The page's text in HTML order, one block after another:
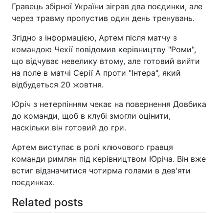
Гравець збірної України зіграв два поєдинки, але
через травму пропустив один день тренувань.
Згідно з інформацією, Артем після матчу з
командою Чехії повідомив керівництву "Роми",
що відчуває невелику втому, але готовий вийти
на поле в матчі Серії А проти "Інтера", який
відбудеться 20 жовтня.
Юріч з нетерпінням чекає на повернення Довбика
до команди, щоб в клубі змогли оцінити,
наскільки він готовий до гри.
Артем виступає в ролі ключового гравця
команди римлян під керівництвом Юріча. Він вже
встиг відзначитися чотирма голами в дев'яти
поєдинках.
Related posts